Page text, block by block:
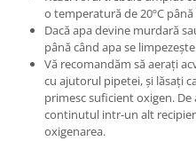
o temperatură de 20ºC până
Dacă apa devine murdară
până când apa se
Vă recomandăm să aerați
cu ajutorul pipetei, și lăsați
primesc suficient oxigen.
continutul intr-un alt
oxigenarea.